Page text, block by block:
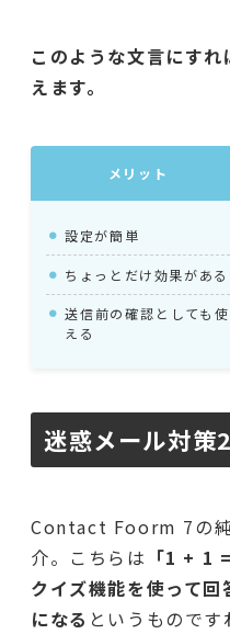
このような文言にす
えます。
メリット
設定が簡単
ちょっとだけ効果がある
送信前の確認としても使
える
迷惑メール対策
Contact Foorm 7の
介。こちらは 「1 + 1
クイズ機能を使って
になる というものです